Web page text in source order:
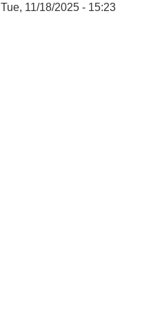
Tue, 11/18/2025 - 15:23